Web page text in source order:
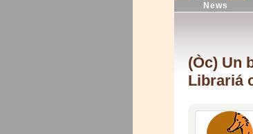
News
(Òc) Un
Librariá